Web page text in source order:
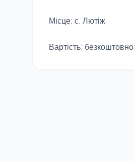
Місце: с. Лютіж
Вартість: безкоштовно